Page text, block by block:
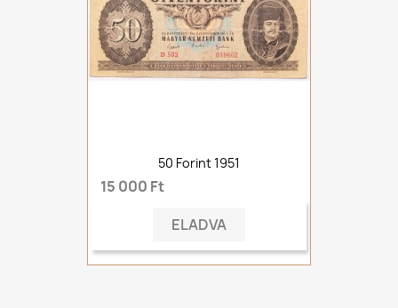
50 Forint 1951
15 000 Ft
ELADVA